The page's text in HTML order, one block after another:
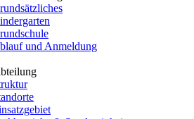
und Anmeldung